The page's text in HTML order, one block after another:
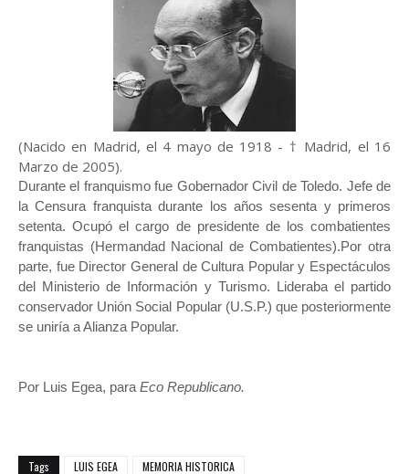
(Nacido en Madrid, el 4 mayo de 1918 - † Madrid, el 16
Marzo de 2005).
Durante el franquismo fue Gobernador Civil de Toledo. Jefe de
la Censura franquista durante los años sesenta y primeros
setenta. Ocupó el cargo de presidente de los combatientes
franquistas (Hermandad Nacional de Combatientes).Por otra
parte, fue Director General de Cultura Popular y Espectáculos
del Ministerio de Información y Turismo. Lideraba el partido
conservador Unión Social Popular (U.S.P.) que posteriormente
se uniría a Alianza Popular.
Por Luis Egea, para Eco Republicano.
Tags LUIS EGEA MEMORIA HISTORICA